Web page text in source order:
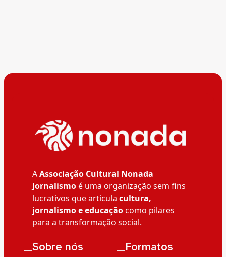
AAssociação Cultural Nonada
Jornalismoé uma organização sem fins
lucrativos que articula cultura,
jornalismo e educaçãocomo pilares
para a transformação social.
__Sobre nós __Formatos